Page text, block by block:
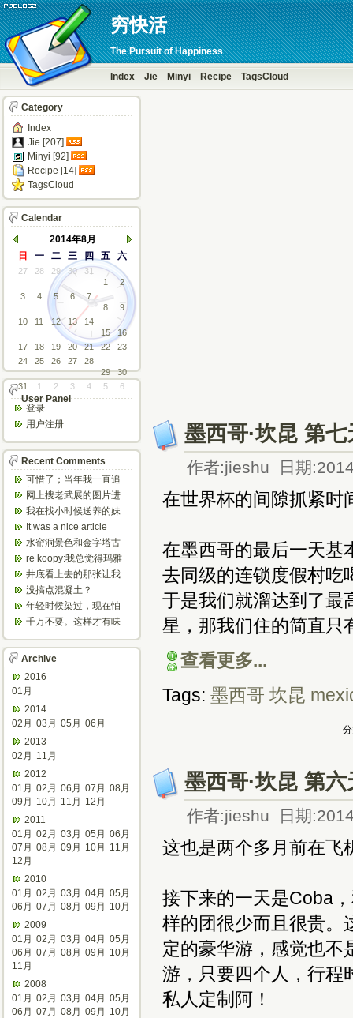
穷快活
The Pursuit of Happiness
Index Jie Minyi Recipe TagsCloud
墨西哥·坎昆 第
作者:jieshu 日期
在世界杯的间隙抓紧时
在墨西哥的最后一天基
去同级的连锁度假村吃
于是我们就溜达到了最
星，那我们住的简直只
查看更多...
Tags: 墨西哥 坎昆
墨西哥·坎昆 第
作者:jieshu 日期
这也是两个多月前在飞
接下来的一天是Coba
样的团很少而且很贵。
定的豪华游，感觉也不
游，只要四个人，行程
私人定制阿！
Category
Index
Jie [207]
Minyi [92]
Recipe [14]
TagsCloud
Calendar
2014年8月
日
一 二 三 四 五 六
27 28 29 30
31
1
2
3
4 5 6
7
8
9
10
11 12 13
14
15
16
17
18 19 20 21 22
23
24
25 26 27
28
29
30
31
1 2 3 4 5 6
User Panel
登录
用户注册
Recent Comments
可惜了；当年我一直追
着这个，看博主夫妇一
步步在多伦...
网上搜老武展的图片进
来了，一晃是你十年前
的帖子，时...
我在找小时候送养的妹
妹，有人QQ找我说找到
了匹配的...
It was a nice article
and...
水帘洞景色和金字塔古
迹都不错。
re koopy:我总觉得玛雅
人见过外星人。不然哪...
井底看上去的那张让我
想起了蝙蝠侠。。下棋
那张会不会...
没搞点混凝土？
年轻时候染过，现在怕
伤头发不敢染了。不过
千万不要。这样才有味
气场。
Archive
2016
01月
2014
02月 03月 05月 06月
2013
02月
11月
2012
01月 02月 06月 07月 08月
09月
10月 11月
12月
2011
01月 02月 03月 05月 06月
07月 08月 09月 10月
11月
12月
2010
01月 02月 03月 04月 05月
06月 07月 08月 09月
10月
2009
01月 02月 03月 04月 05月
06月 07月 08月 09月
10月
11月
2008
01月 02月 03月 04月 05月
06月 07月 08月 09月
10月